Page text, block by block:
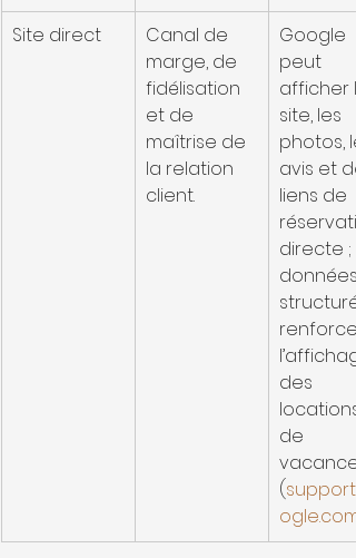
Site direct
Canal de
marge, de
fidélisation
et de
maîtrise de
la relation
client.
Google
peut
afficher
site, les
photos,
avis et
liens de
directe ;
données
des
locations
de
(
ogle.com